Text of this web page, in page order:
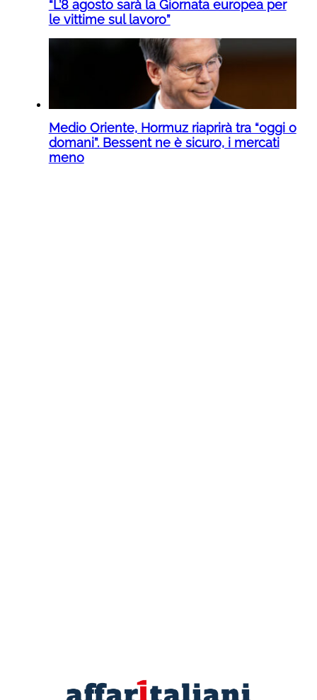
“L’8 agosto sarà la Giornata europea per
le vittime sul lavoro”
Medio Oriente, Hormuz riaprirà tra “oggi o
domani”. Bessent ne è sicuro, i mercati
meno